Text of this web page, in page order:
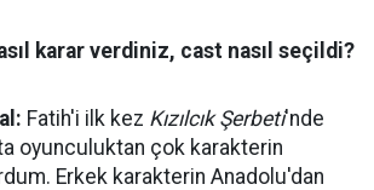
karar verdiniz, cast nasıl seçildi?
Fatih'i ilk kez Kızılcık Şerbeti'nde
oyunculuktan çok karakterin
Erkek karakterin Anadolu'dan